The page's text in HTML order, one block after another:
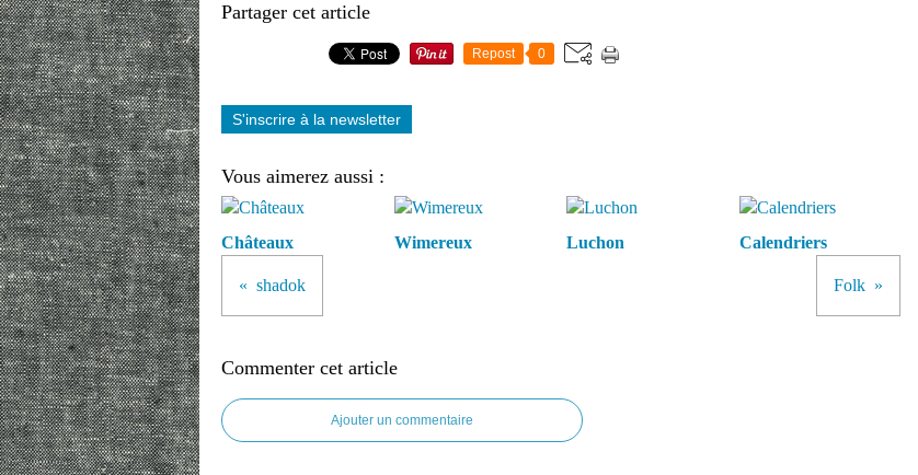
Partager cet article
Repost 0
S'inscrire à la newsletter
Vous aimerez aussi :
Châteaux Wimereux Luchon Calendriers
shadok Folk
Commenter cet article
Ajouter un commentaire